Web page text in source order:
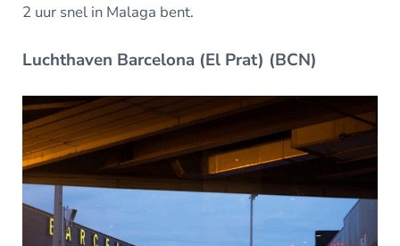
2 uur snel in Malaga bent.
Luchthaven Barcelona (El Prat) (BCN)